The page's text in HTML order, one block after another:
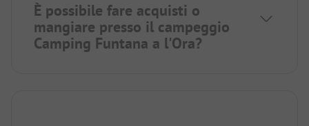
È possibile fare acquisti o
mangiare presso il campeggio
Camping Funtana a l'Ora?